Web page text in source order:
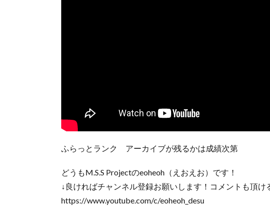
ふらっとランク アーカイブが残るかは成績次第
どうもM.S.S Projectのeoheoh（えおえお）です！
↓良ければチャンネル登録お願いします！コメントも頂け
https://www.youtube.com/c/eoheoh_desu